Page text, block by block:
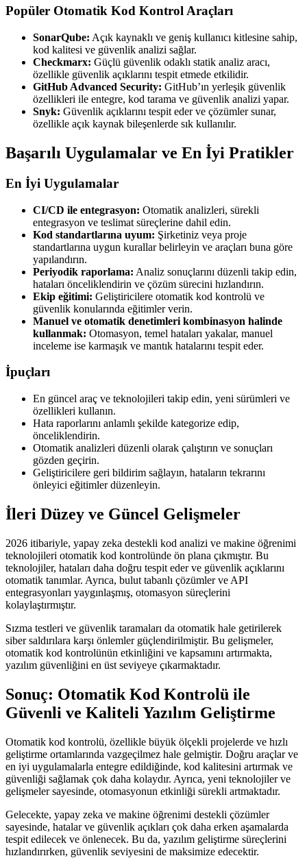
Popüler Otomatik Kod Kontrol Araçları
SonarQube: Açık kaynaklı ve geniş kullanıcı kitlesine sahip,
kod kalitesi ve güvenlik analizi sağlar.
Checkmarx: Güçlü güvenlik odaklı statik analiz aracı,
özellikle güvenlik açıklarını tespit etmede etkilidir.
GitHub Advanced Security: GitHub’ın yerleşik güvenlik
özellikleri ile entegre, kod tarama ve güvenlik analizi yapar.
Snyk: Güvenlik açıklarını tespit eder ve çözümler sunar,
özellikle açık kaynak bileşenlerde sık kullanılır.
Başarılı Uygulamalar ve En İyi Pratikler
En İyi Uygulamalar
CI/CD ile entegrasyon: Otomatik analizleri, sürekli
entegrasyon ve teslimat süreçlerine dahil edin.
Kod standartlarına uyum: Şirketiniz veya proje
standartlarına uygun kurallar belirleyin ve araçları buna göre
yapılandırın.
Periyodik raporlama: Analiz sonuçlarını düzenli takip edin,
hataları önceliklendirin ve çözüm sürecini hızlandırın.
Ekip eğitimi: Geliştiricilere otomatik kod kontrolü ve
güvenlik konularında eğitimler verin.
Manuel ve otomatik denetimleri kombinasyon halinde
kullanmak: Otomasyon, temel hataları yakalar, manuel
inceleme ise karmaşık ve mantık hatalarını tespit eder.
İpuçları
En güncel araç ve teknolojileri takip edin, yeni sürümleri ve
özellikleri kullanın.
Hata raporlarını anlamlı şekilde kategorize edip,
önceliklendirin.
Otomatik analizleri düzenli olarak çalıştırın ve sonuçları
gözden geçirin.
Geliştiricilere geri bildirim sağlayın, hataların tekrarını
önleyici eğitimler düzenleyin.
İleri Düzey ve Güncel Gelişmeler
2026 itibariyle, yapay zeka destekli kod analizi ve makine öğrenimi
teknolojileri otomatik kod kontrolünde ön plana çıkmıştır. Bu
teknolojiler, hataları daha doğru tespit eder ve güvenlik açıklarını
otomatik tanımlar. Ayrıca, bulut tabanlı çözümler ve API
entegrasyonları yaygınlaşmış, otomasyon süreçlerini
kolaylaştırmıştır.
Sızma testleri ve güvenlik taramaları da otomatik hale getirilerek
siber saldırılara karşı önlemler güçlendirilmiştir. Bu gelişmeler,
otomatik kod kontrolünün etkinliğini ve kapsamını artırmakta,
yazılım güvenliğini en üst seviyeye çıkarmaktadır.
Sonuç: Otomatik Kod Kontrolü ile
Güvenli ve Kaliteli Yazılım Geliştirme
Otomatik kod kontrolü, özellikle büyük ölçekli projelerde ve hızlı
geliştirme ortamlarında vazgeçilmez hale gelmiştir. Doğru araçlar ve
en iyi uygulamalarla entegre edildiğinde, kod kalitesini artırmak ve
güvenliği sağlamak çok daha kolaydır. Ayrıca, yeni teknolojiler ve
gelişmeler sayesinde, otomasyonun etkinliği sürekli artmaktadır.
Gelecekte, yapay zeka ve makine öğrenimi destekli çözümler
sayesinde, hatalar ve güvenlik açıkları çok daha erken aşamalarda
tespit edilecek ve önlenecek. Bu da, yazılım geliştirme süreçlerini
hızlandırırken, güvenlik seviyesini de maksimize edecektir.